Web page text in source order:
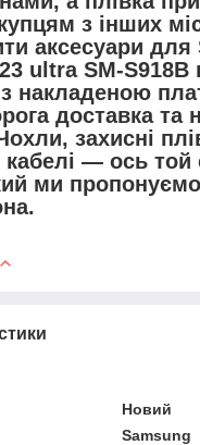
з інших
аксесуари для
ultra SM-
накладеною
доставка та
захисні
кабелі — ось той
ми
Новий
Samsung